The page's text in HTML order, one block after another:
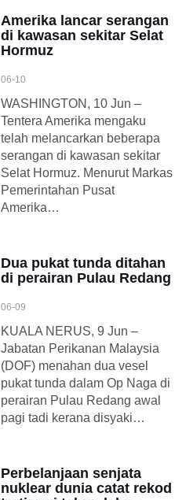
Amerika lancar serangan
di kawasan sekitar Selat
Hormuz
06-10
WASHINGTON, 10 Jun –
Tentera Amerika mengaku
telah melancarkan beberapa
serangan di kawasan sekitar
Selat Hormuz. Menurut Markas
Pemerintahan Pusat
Amerika…
Dua pukat tunda ditahan
di perairan Pulau Redang
06-09
KUALA NERUS, 9 Jun –
Jabatan Perikanan Malaysia
(DOF) menahan dua vesel
pukat tunda dalam Op Naga di
perairan Pulau Redang awal
pagi tadi kerana disyaki…
Perbelanjaan senjata
nuklear dunia catat rekod